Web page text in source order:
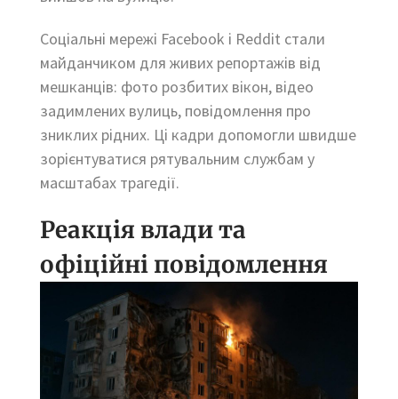
Соціальні мережі Facebook і Reddit стали
майданчиком для живих репортажів від
мешканців: фото розбитих вікон, відео
задимлених вулиць, повідомлення про
зниклих рідних. Ці кадри допомогли швидше
зорієнтуватися рятувальним службам у
масштабах трагедії.
Реакція влади та
офіційні повідомлення